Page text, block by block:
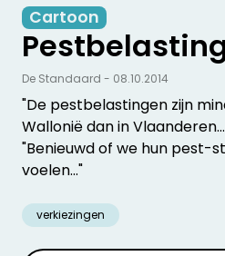
Cartoon
"De pestbelastingen zijn
Wallonië dan in
"Benieuwd of we hun pest-
voelen..."
verkiezingen
De Standaard - 08.10.2014